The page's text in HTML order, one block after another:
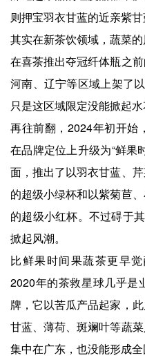
则押宝羽衣甘蓝的近亲紫甘
其实在新茶饮领域，蔬菜的
在喜茶推出夺冠纤体瓶之
河南、辽宁等区域上架了
只是这区域限定没能掀起水
再往前翻，2024年初开始
在品牌定位上升级为“鲜果
面，推出了以羽衣甘蓝、
的超级小绿杯和以紫菊苣
的超级小红杯。不过碍于
掀起风潮。
比鲜果时间果蔬茶更早
2020年的茶救星球几乎是
牌，它以苦瓜产品起家，
甘蓝、薄荷、斑斓叶等蔬
集中在广东，也没能形成全